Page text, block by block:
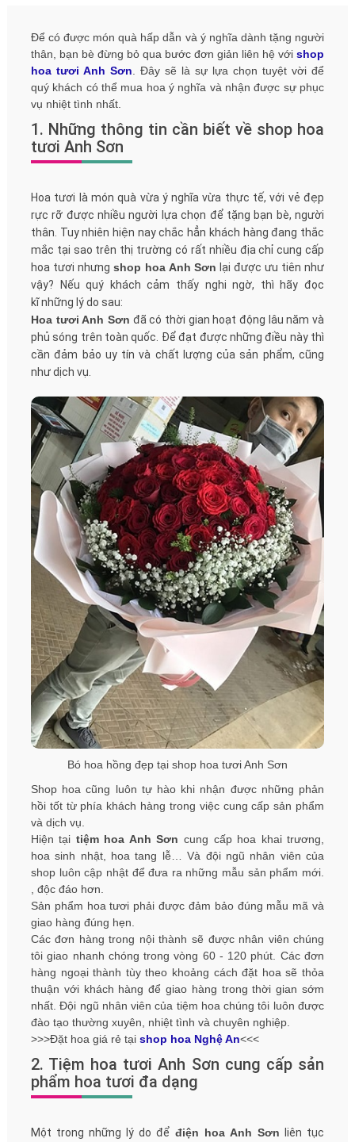
Để có được món quà hấp dẫn và ý nghĩa dành tặng người
thân, bạn bè đừng bỏ qua bước đơn giản liên hệ vớishop
hoa tươi Anh Sơn . Đây sẽ là sự lựa chọn tuyệt vời để
quý khách có thể mua hoa ý nghĩa và nhận được sự phục
vụ nhiệt tình nhất.
1. Những thông tin cần biết về shop hoa
tươi Anh Sơn
Hoa tươi là món quà vừa ý nghĩa vừa thực tế, với vẻ đẹp
rực rỡ được nhiều người lựa chọn để tặng bạn bè, người
thân. Tuy nhiên hiện nay chắc hẳn khách hàng đang thắc
mắc tại sao trên thị trường có rất nhiều địa chỉ cung cấp
hoa tươi nhưng shop hoa Anh Sơn lại được ưu tiên như
vậy? Nếu quý khách cảm thấy nghi ngờ, thì hãy đọc
kĩ những lý do sau:
Hoa tươi Anh Sơn đã có thời gian hoạt động lâu năm và
phủ sóng trên toàn quốc. Để đạt được những điều này thì
cần đảm bảo uy tín và chất lượng của sản phẩm, cũng
như dịch vụ.
Bó hoa hồng đẹp tại shop hoa tươi Anh Sơn
Shop hoa cũng luôn tự hào khi nhận được những phản
hồi tốt từ phía khách hàng trong việc cung cấp sản phẩm
và dịch vụ.
Hiện tại tiệm hoa Anh Sơn cung cấp hoa khai trương,
hoa sinh nhật, hoa tang lễ… Và đội ngũ nhân viên của
shop luôn cập nhật để đưa ra những mẫu sản phẩm mới.
, độc đáo hơn.
Sản phẩm hoa tươi phải được đảm bảo đúng mẫu mã và
giao hàng đúng hẹn.
Các đơn hàng trong nội thành sẽ được nhân viên chúng
tôi giao nhanh chóng trong vòng 60 - 120 phút. Các đơn
hàng ngoại thành tùy theo khoảng cách đặt hoa sẽ thỏa
thuận với khách hàng để giao hàng trong thời gian sớm
nhất. Đội ngũ nhân viên của tiệm hoa chúng tôi luôn được
đào tạo thường xuyên, nhiệt tình và chuyên nghiệp.
>>>Đặt hoa giá rẻ tại shop hoa Nghệ An<<<
2. Tiệm hoa tươi Anh Sơn cung cấp sản
phẩm hoa tươi đa dạng
Một trong những lý do để điện hoa Anh Sơn liên tục